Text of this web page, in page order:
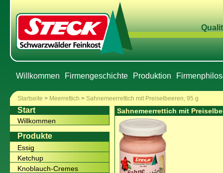
Willkommen Firmengeschichte Produktion
Startseite > Meerrettich > Sahnemeerrettich mit Preiselbeeren, 95 g
Start
Willkommen
Produkte
Essig
Ketchup
Knoblauch-Cremes
Sahnemeerrettich mit